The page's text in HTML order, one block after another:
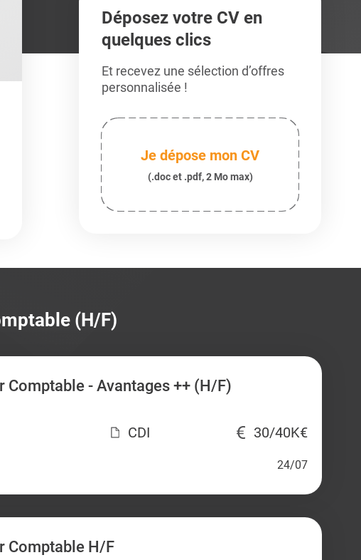
Déposez votre CV en
quelques clics
Et recevez une sélection d’offres
personnalisée !
Je dépose mon CV
(.doc et .pdf, 2 Mo max)
(H/F)
Comptable - Avantages ++ (H/F)
CDI
30/40K€
24/07
Comptable H/F